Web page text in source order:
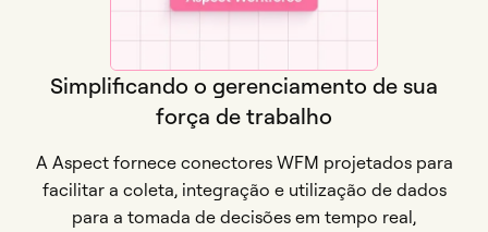
Simplificando o gerenciamento de sua
força de trabalho
A Aspect fornece conectores WFM projetados para
facilitar a coleta, integração e utilização de dados
para a tomada de decisões em tempo real,